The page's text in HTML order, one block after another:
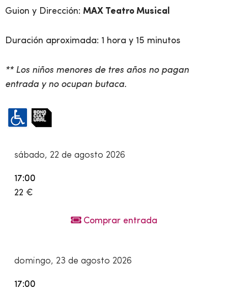
Guion y Dirección: MAX Teatro Musical
Duración aproximada: 1 hora y 15 minutos
** Los niños menores de tres años no pagan
entrada y no ocupan butaca.
sábado, 22 de agosto 2026
17:00
22 €
Comprar entrada
domingo, 23 de agosto 2026
17:00